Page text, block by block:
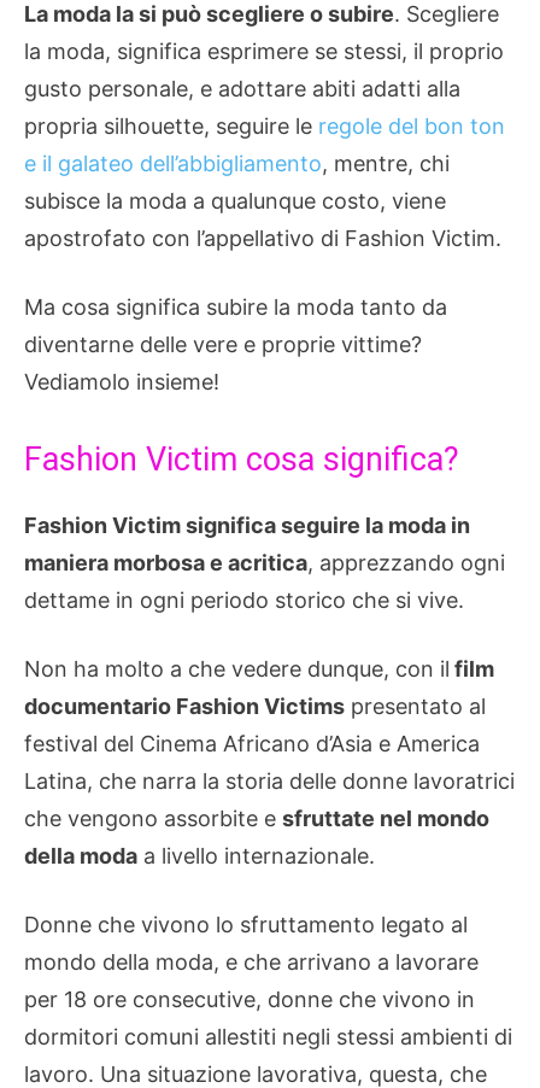
La moda la si può scegliere o subire. Scegliere
la moda, significa esprimere se stessi, il proprio
gusto personale, e adottare abiti adatti alla
propria silhouette, seguire le regole del bon ton
e il galateo dell’abbigliamento, mentre, chi
subisce la moda a qualunque costo, viene
apostrofato con l’appellativo di Fashion Victim.
Ma cosa significa subire la moda tanto da
diventarne delle vere e proprie vittime?
Vediamolo insieme!
Fashion Victim cosa significa?
Fashion Victim significa seguire la moda in
maniera morbosa e acritica, apprezzando ogni
dettame in ogni periodo storico che si vive.
Non ha molto a che vedere dunque, con il film
documentario Fashion Victims presentato al
festival del Cinema Africano d’Asia e America
Latina, che narra la storia delle donne lavoratrici
che vengono assorbite e sfruttate nel mondo
della moda a livello internazionale.
Donne che vivono lo sfruttamento legato al
mondo della moda, e che arrivano a lavorare
per 18 ore consecutive, donne che vivono in
dormitori comuni allestiti negli stessi ambienti di
lavoro. Una situazione lavorativa, questa, che